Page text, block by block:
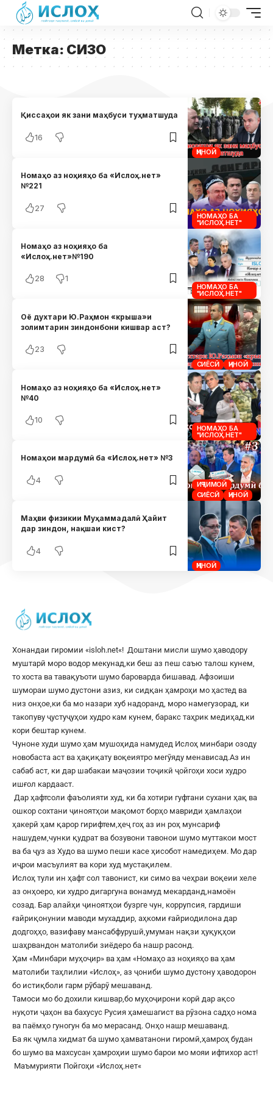
Метка: СИЗО
ҶИНОӢ
Қиссаҳои як зани маҳбуси туҳматшуда
16
НОМАҲО БА
"ИСЛОҲ.НЕТ"
Номаҳо аз ноҳияҳо ба «Ислоҳ.нет»
№221
27
НОМАҲО БА
"ИСЛОҲ.НЕТ"
Номаҳо аз ноҳияҳо ба
«Ислоҳ.нет»№190
28 1
СИЁСӢ ҶИНОӢ
Оё духтари Ю.Раҳмон «крыша»и
золимтарин зиндонбони кишвар аст?
23
НОМАҲО БА
"ИСЛОҲ.НЕТ"
Номаҳо аз ноҳияҳо ба «Ислоҳ.нет»
№40
10
ИҶТИМОӢ
СИЁСӢ
ҶИНОӢ
Номаҳои мардумӣ ба «Ислоҳ.нет» №3
4
ҶИНОӢ
Маҳви физикии Муҳаммадалӣ Ҳайит
дар зиндон, нақшаи кист?
4
Хонандаи гиромии «isloh.net«! Доштани мисли шумо ҳаводору
муштарӣ моро водор мекунад,ки беш аз пеш саъю талош кунем,
то хоста ва тавақуъоти шумо бароварда бишавад. Афзоиши
шумораи шумо дустони азиз, ки сидқан ҳамроҳи мо ҳастед ва
низ онҳое,ки ба мо назари хуб надоранд, моро намегузорад, ки
такопуву ҷустуҷуҳои худро кам кунем, баракс таҳрик медиҳад,ки
кори бештар кунем.
Чуноне худи шумо ҳам мушоҳида намудед Ислоҳ минбари озоду
новобаста аст ва ҳақиқату воқеиятро мегӯяду менависад.Аз ин
сабаб аст, ки дар шабакаи маҷозии тоҷикӣ ҷойгоҳи хоси худро
ишғол кардааст.
Дар ҳафтсоли фаъолияти худ, ки ба хотири гуфтани сухани ҳақ ва
ошкор сохтани ҷиноятҳои мақомот борҳо мавриди ҳамлаҳои
ҳакерӣ ҳам қарор гирифтем,ҳеҷ гоҳ аз ин роҳ мунсариф
нашудем,чунки қудрат ва бозувони тавонои шумо муттакои мост
ва ба ҷуз аз Худо ва шумо пеши касе ҳисобот намедиҳем. Мо дар
иҷрои масъулият ва кори худ мустақилем.
Ислоҳ тули ин ҳафт сол тавонист, ки симо ва чеҳраи воқеии хеле
аз онҳоеро, ки худро дигаргуна вонамуд мекарданд,намоён
созад. Бар алайҳи ҷиноятҳои бузрге чун, коррупсия, гардиши
ғайриқонунии маводи мухаддир, аҳкоми ғайриодилона дар
додгоҳҳо, вазифаву мансабфурушӣ,умуман нақзи ҳуқуқҳои
шаҳрвандон матолиби зиёдеро ба нашр расонд.
Ҳам «Минбари муҳоҷир» ва ҳам «Номаҳо аз ноҳияҳо ва ҳам
матолиби таҳлилии «Ислоҳ», аз ҷониби шумо дустону ҳаводорон
бо истиқболи гарм рӯбарӯ мешаванд.
Тамоси мо бо дохили кишвар,бо муҳоҷирони корӣ дар ақсо
нуқоти ҷаҳон ва бахусус Русия ҳамешагист ва рӯзона садҳо нома
ва паёмҳо гуногун ба мо мерасанд. Онҳо нашр мешаванд.
Ба як ҷумла хидмат ба шумо ҳамватанони гиромӣ,ҳамроҳ будан
бо шумо ва махсусан ҳамроҳии шумо барои мо мояи ифтихор аст!
Маъмурияти Пойгоҳи «Ислоҳ.нет«